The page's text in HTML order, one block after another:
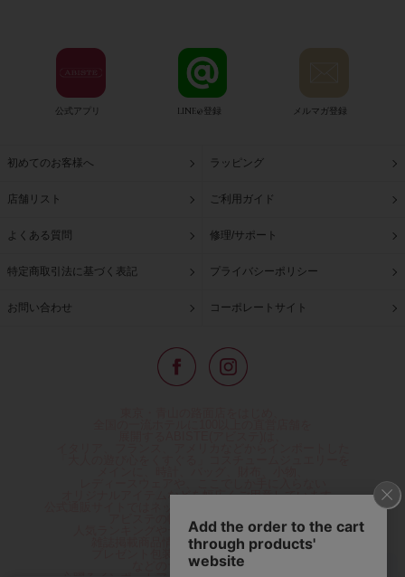
公式アプリ LINE@登録 メルマガ登録
初めてのお客様へ ラッピング
店舗リスト ご利用ガイド
よくある質問 修理/サポート
特定商取引法に基づく表記 プライバシーポリシー
お問い合わせ コーポレートサイト
オリジナルアイテムなどを幅広くご用意しています。
アビステの幅広い商品を取り揃え、
人気ランキングやテレビなどメディア着用商品、
雑誌掲載商品情報を紹介するコンテンツ、
プレゼント包装無料や独自のポイント還元
などのサービスをご提供。